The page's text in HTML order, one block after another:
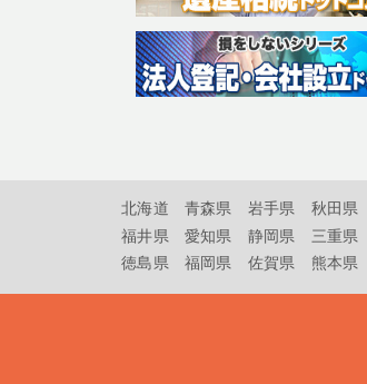
北海道 青森県 岩手県 秋田県
福井県
愛知県 静岡県 三重県
徳島県
福岡県 佐賀県 熊本県